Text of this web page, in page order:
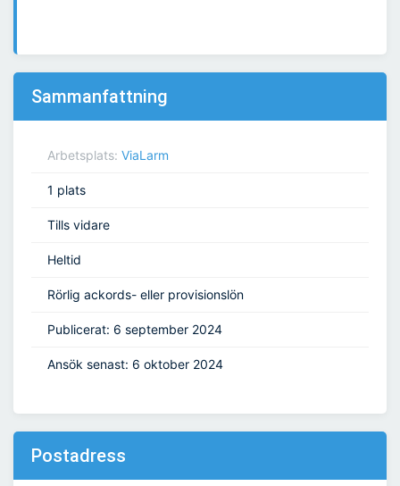
Sammanfattning
Arbetsplats: ViaLarm
1 plats
Tills vidare
Heltid
Rörlig ackords- eller provisionslön
Publicerat: 6 september 2024
Ansök senast: 6 oktober 2024
Postadress